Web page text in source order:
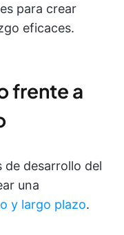
para crear
eficaces.
frente a
de desarrollo del
una
y largo plazo.